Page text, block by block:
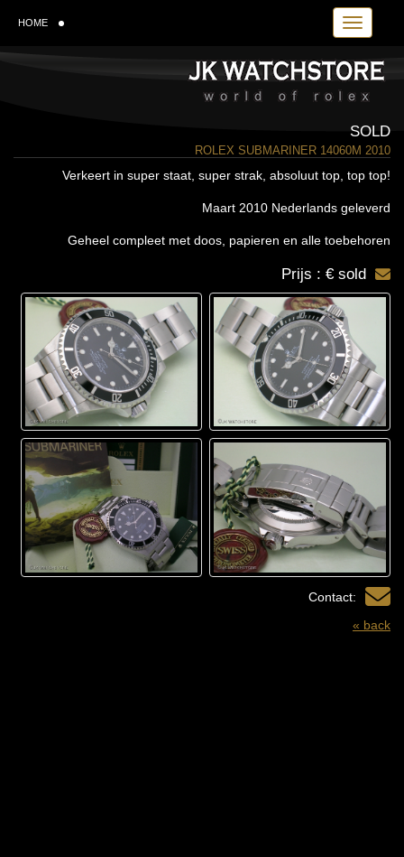
Toggle
HOME
SOLD
ROLEX SUBMARINER 14060M 2010
Verkeert in super staat, super strak, absoluut top, top top!
Maart 2010 Nederlands geleverd
Geheel compleet met doos, papieren en alle toebehoren
Prijs : € sold
Contact:
« back